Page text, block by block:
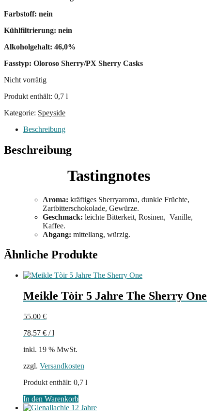
Farbstoff: nein
Kühlfiltrierung: nein
Alkoholgehalt: 46,0%
Fasstyp: Oloroso Sherry/PX Sherry Casks
Nicht vorrätig
Produkt enthält: 0,7 l
Kategorie: Speyside
Beschreibung
Beschreibung
Tastingnotes
Aroma: kräftiges Sherryaroma, dunkle Früchte,
Zartbitterschokolade, Gewürze.
Geschmack: leichte Bitterkeit, Rosinen, Vanille,
Kaffee.
Abgang: mittellang, würzig.
Ähnliche Produkte
Meikle Tòir 5 Jahre The Sherry One
55,00 €
78,57 € /l
inkl. 19 % MwSt.
zzgl. Versandkosten
Produkt enthält: 0,7 l
In den Warenkorb